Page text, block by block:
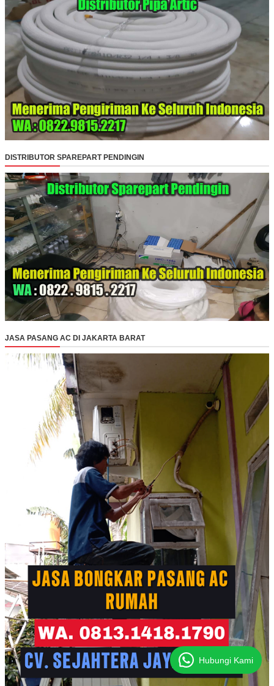
DISTRIBUTOR SPAREPART PENDINGIN
JASA PASANG AC DI JAKARTA BARAT
Hubungi Kami